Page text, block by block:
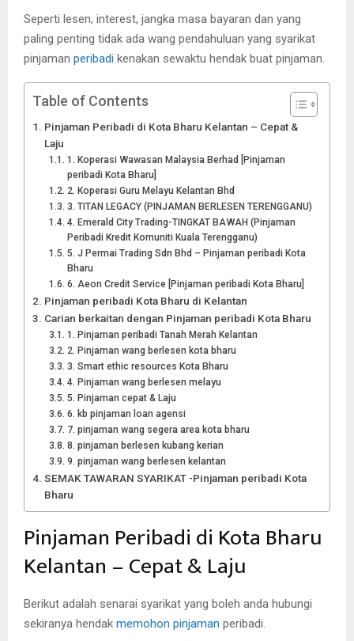
Seperti lesen, interest, jangka masa bayaran dan yang
paling penting tidak ada wang pendahuluan yang syarikat
pinjaman peribadi kenakan sewaktu hendak buat pinjaman.
Table of Contents
Pinjaman Peribadi di Kota Bharu Kelantan – Cepat &
Laju
1. Koperasi Wawasan Malaysia Berhad [Pinjaman
peribadi Kota Bharu]
2. Koperasi Guru Melayu Kelantan Bhd
3. TITAN LEGACY (PINJAMAN BERLESEN TERENGGANU)
4. Emerald City Trading-TINGKAT BAWAH (Pinjaman
Peribadi Kredit Komuniti Kuala Terengganu)
5. J Permai Trading Sdn Bhd – Pinjaman peribadi Kota
Bharu
6. Aeon Credit Service [Pinjaman peribadi Kota Bharu]
Pinjaman peribadi Kota Bharu di Kelantan
Carian berkaitan dengan Pinjaman peribadi Kota Bharu
1. Pinjaman peribadi Tanah Merah Kelantan
2. Pinjaman wang berlesen kota bharu
3. Smart ethic resources Kota Bharu
4. Pinjaman wang berlesen melayu
5. Pinjaman cepat & Laju
6. kb pinjaman loan agensi
7. pinjaman wang segera area kota bharu
8. pinjaman berlesen kubang kerian
9. pinjaman wang berlesen kelantan
SEMAK TAWARAN SYARIKAT -Pinjaman peribadi Kota
Bharu
Pinjaman Peribadi di Kota Bharu
Kelantan – Cepat & Laju
Berikut adalah senarai syarikat yang boleh anda hubungi
sekiranya hendak memohon pinjaman peribadi.